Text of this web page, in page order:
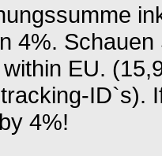
4%.
EU.
ID`s).
4%!